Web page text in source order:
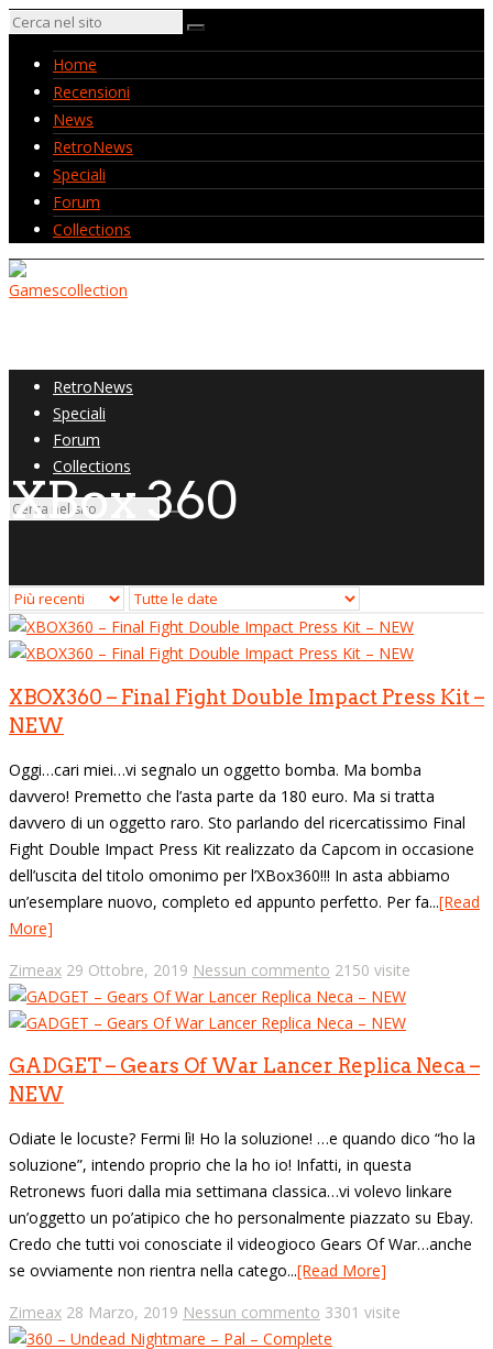
Home
Recensioni
News
RetroNews
Speciali
Forum
Collections
RetroNews
Speciali
Forum
Collections
XBox 360
XBOX360 – Final Fight Double Impact Press Kit –
NEW
Oggi…cari miei…vi segnalo un oggetto bomba. Ma bomba
davvero! Premetto che l’asta parte da 180 euro. Ma si tratta
davvero di un oggetto raro. Sto parlando del ricercatissimo Final
Fight Double Impact Press Kit realizzato da Capcom in occasione
dell’uscita del titolo omonimo per l’XBox360!!! In asta abbiamo
un’esemplare nuovo, completo ed appunto perfetto. Per fa...[Read
More]
Zimeax 29 Ottobre, 2019 Nessun commento 2150 visite
GADGET – Gears Of War Lancer Replica Neca –
NEW
Odiate le locuste? Fermi lì! Ho la soluzione! …e quando dico “ho la
soluzione”, intendo proprio che la ho io! Infatti, in questa
Retronews fuori dalla mia settimana classica…vi volevo linkare
un’oggetto un po’atipico che ho personalmente piazzato su Ebay.
Credo che tutti voi conosciate il videogioco Gears Of War…anche
se ovviamente non rientra nella catego...[Read More]
Zimeax 28 Marzo, 2019 Nessun commento 3301 visite